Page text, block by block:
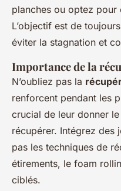
planches ou optez pour
L’objectif est de
éviter la stagnation et
Importance de la
N’oubliez pas la
renforcent pendant les
crucial de leur donner
récupérer. Intégrez des
pas les techniques de
étirements, le foam
ciblés.